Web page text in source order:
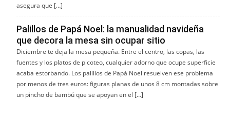
asegura que […]
Palillos de Papá Noel: la manualidad navideña
que decora la mesa sin ocupar sitio
Diciembre te deja la mesa pequeña. Entre el centro, las copas, las
fuentes y los platos de picoteo, cualquier adorno que ocupe superficie
acaba estorbando. Los palillos de Papá Noel resuelven ese problema
por menos de tres euros: figuras planas de unos 8 cm montadas sobre
un pincho de bambú que se apoyan en el […]